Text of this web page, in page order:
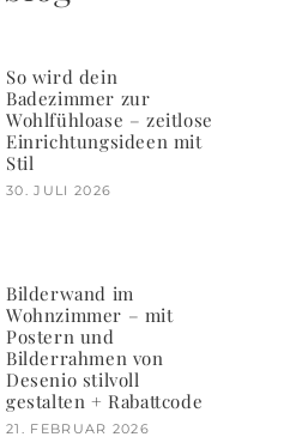
So wird dein
Badezimmer zur
Wohlfühloase – zeitlose
Einrichtungsideen mit
Stil
30. JULI 2026
Bilderwand im
Wohnzimmer – mit
Postern und
Bilderrahmen von
Desenio stilvoll
gestalten + Rabattcode
21. FEBRUAR 2026